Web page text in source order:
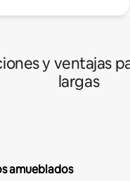
y ventajas
largas
amueblados